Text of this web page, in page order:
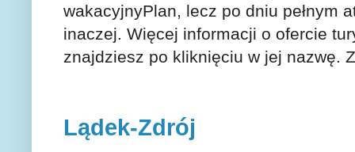
wakacyjnyPlan, lecz po dniu pełnym
inaczej. Więcej informacji o ofercie
znajdziesz po kliknięciu w jej nazwę.
Lądek-Zdrój